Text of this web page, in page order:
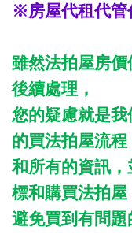
※房屋代租代管
雖然法拍屋房
後續處理，
您的疑慮就是
的買法拍屋流程
和所有的資訊
標和購買法拍屋
避免買到有問題